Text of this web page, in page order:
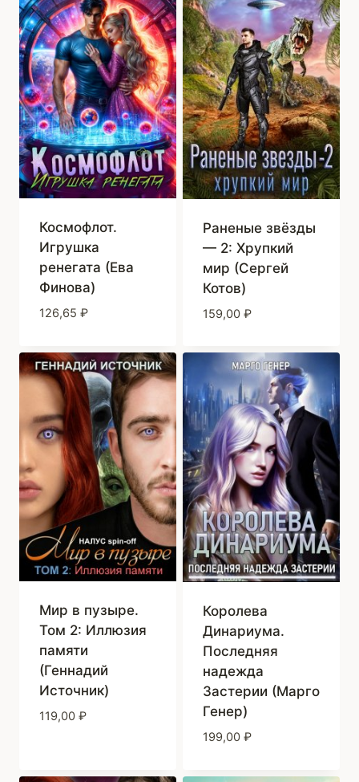
Космофлот.
Игрушка
ренегата (Ева
Финова)
126,65 ₽
Раненые звёзды
— 2: Хрупкий
мир (Сергей
Котов)
159,00 ₽
Мир в пузыре.
Том 2: Иллюзия
памяти
(Геннадий
Источник)
119,00 ₽
Королева
Динариума.
Последняя
надежда
Застерии (Марго
Генер)
199,00 ₽